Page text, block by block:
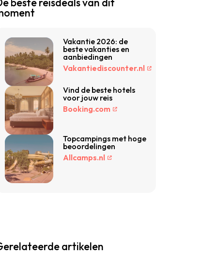
beste reisdeals van dit
Vakantie 2026: de
beste vakanties en
aanbiedingen
Vakantiediscounter.nl
Vind de beste hotels
voor jouw reis
Booking.com
Topcampings met hoge
beoordelingen
Allcamps.nl
artikelen